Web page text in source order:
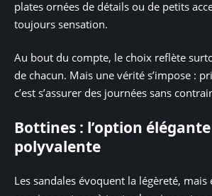
plates ornées de détails ou de petits
toujours sensation.
Au bout du compte, le choix reflète
de chacun. Mais une vérité s’impose :
c’est s’assurer des journées sans
Bottines : l’option
polyvalente
Les sandales évoquent la légèreté, mais